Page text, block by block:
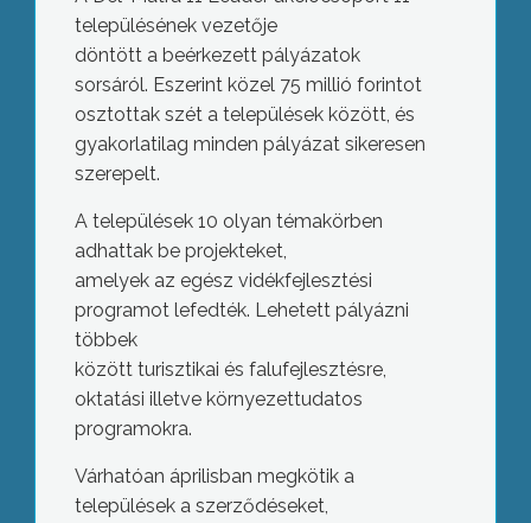
településének vezetője
döntött a beérkezett pályázatok
sorsáról. Eszerint közel 75 millió forintot
osztottak szét a települések között, és
gyakorlatilag minden pályázat sikeresen
szerepelt.
A települések 10 olyan témakörben
adhattak be projekteket,
amelyek az egész vidékfejlesztési
programot lefedték. Lehetett pályázni
többek
között turisztikai és falufejlesztésre,
oktatási illetve környezettudatos
programokra.
Várhatóan áprilisban megkötik a
települések a szerződéseket,